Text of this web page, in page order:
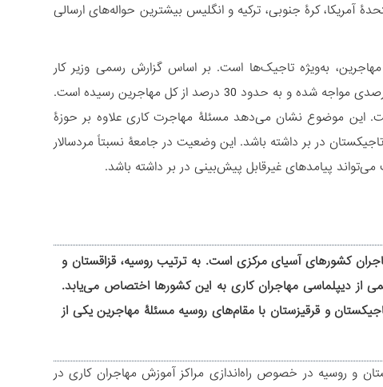
ایالات متحدۀ آمریکا، کرۀ جنوبی، ترکیه و انگلیس بیشترین حواله‌های ارسالی
به‌ویژه تاجیک‌ها است. بر اساس گزارش رسمی وزیر کار
تاجیکستان شمار مهاجرین زن این کشور در نیمۀ نخست سال 2024 با رشد 25 درصدی مواجه شده و به حدود 30 درصد از کل مهاجرین رسیده است.
در این بازه 3 درصد کاهش یافته است. این موضوع نشان می‌دهد مسئلۀ مهاجرت کاری علاوه بر حوزۀ
در بر داشته باشد. این وضعیت در جامعۀ نسبتاً مردسالار
پیامدهای غیرقابل پیش‌بینی در بر داشته باشد.
کشورهای آسیای مرکزی است. به ترتیب روسیه، قزاقستان و
از دیپلماسی مهاجران کاری به این کشورها اختصاص می‌یابد.
و قرقیزستان با مقام‌های روسیه مسئلۀ مهاجرین یکی از
ذ‌ی‌ربط ازبکستان و روسیه در خصوص راه‌اندازی مراکز آموزش مهاجران کاری در